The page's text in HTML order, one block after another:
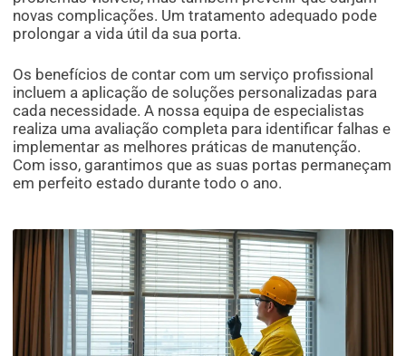
novas complicações. Um tratamento adequado pode
prolongar a vida útil da sua porta.
Os benefícios de contar com um serviço profissional
incluem a aplicação de soluções personalizadas para
cada necessidade. A nossa equipa de especialistas
realiza uma avaliação completa para identificar falhas e
implementar as melhores práticas de manutenção.
Com isso, garantimos que as suas portas permaneçam
em perfeito estado durante todo o ano.